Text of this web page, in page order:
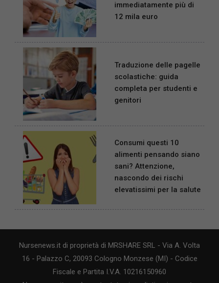
immediatamente più di
12 mila euro
Traduzione delle pagelle
scolastiche: guida
completa per studenti e
genitori
Consumi questi 10
alimenti pensando siano
sani? Attenzione,
nascondo dei rischi
elevatissimi per la salute
Nursenews.it di proprietà di MRSHARE SRL - Via A. Volta
16 - Palazzo C, 20093 Cologno Monzese (MI) - Codice
Fiscale e Partita I.V.A. 10216150960